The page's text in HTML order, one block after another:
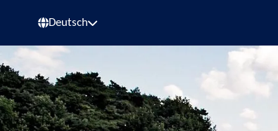
Deutsch